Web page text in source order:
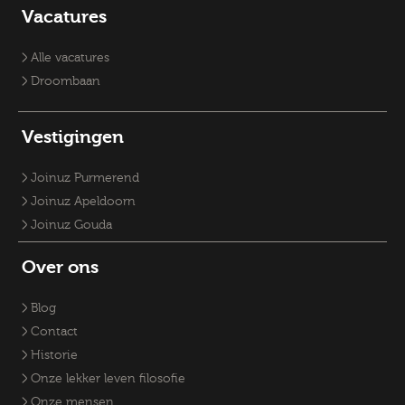
Vacatures RO-adviseurs
Vacatures Fysiek Domein
Vacature klantmanager
Accountmanager
Vacatures
Alle vacatures
Droombaan
Vestigingen
Joinuz Purmerend
Joinuz Apeldoorn
Joinuz Gouda
Over ons
Blog
Contact
Historie
Onze lekker leven filosofie